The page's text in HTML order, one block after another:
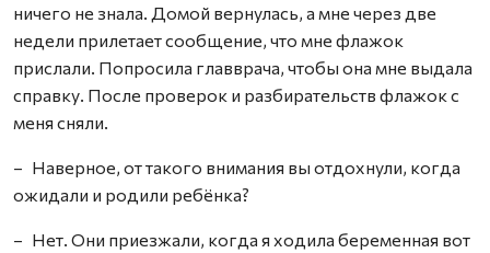
ничего не знала. Домой вернулась, а мне через две
недели прилетает сообщение, что мне флажок
прислали. Попросила главврача, чтобы она мне выдала
справку. После проверок и разбирательств флажок с
меня сняли.
– Наверное, от такого внимания вы отдохнули, когда
ожидали и родили ребёнка?
– Нет. Они приезжали, когда я ходила беременная вот